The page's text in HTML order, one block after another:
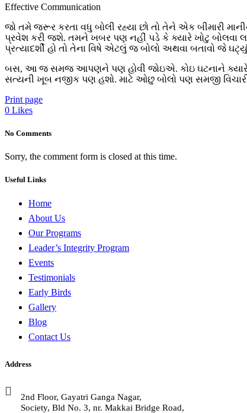
Effective Communication
જો તમે જરૂર કરતા વધુ બોલી રહ્યા છો તો તેને એક બીમારી
પ્રવેશ કરી જશે. તમને ખબર પણ નહીં પડે કે ક્યારે ખોટુ બોલવા
પ્રત્યાદર્શી હો તો તેના વિષે એટલું જ બોલો અથવા બતાવો જે
બસ, આ જ સમજ આપણને પણ હોવી જોઇએ. કોઇ ઘટનાને ક્યારે,
સત્યની ખૂબ નજીક પણ હશો. માટે ઓછુ બોલો પણ સમજી
Print page
0 Likes
No Comments
Sorry, the comment form is closed at this time.
Useful Links
Home
About Us
Our Programs
Leader’s Integrity Program
Events
Testimonials
Early Birds
Gallery
Blog
Contact Us
Address
2nd Floor, Gayatri Ganga Nagar,
Society, Bld No. 3, nr. Makkai Bridge Road,